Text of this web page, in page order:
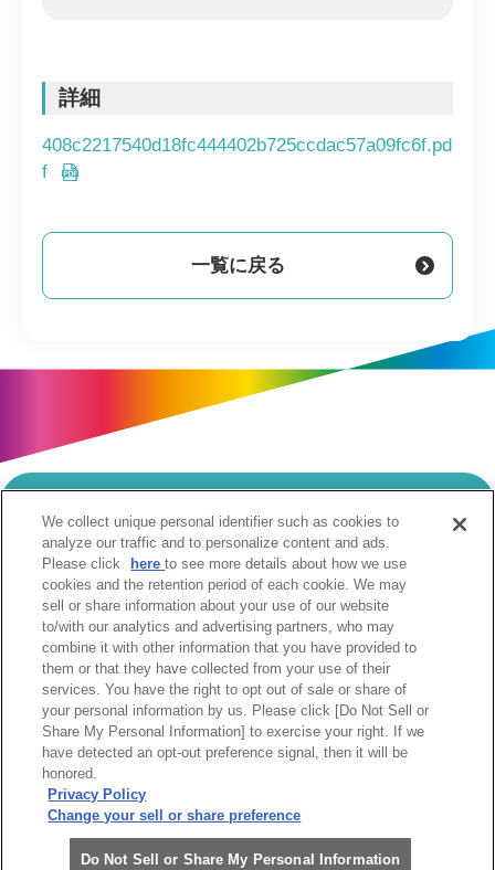
詳細
408c2217540d18fc444402b725ccdac57a09fc6f.pd
f
一覧に戻る
当サイトのご利用にあたって
個人情報の取扱いについて
Cookie設定について
ソーシャルメディア利用規約
ウェブアクセシビリティへの取組み
関係会社
サイトマップ
お問合せ
阪急阪神ホールディングス株式会社
We collect unique personal identifier such as cookies to
analyze our traffic and to personalize content and ads.
Please click
hereto see more details about how we use
cookies and the retention period of each cookie. We may
sell or share information about your use of our website
to/with our analytics and advertising partners, who may
combine it with other information that you have provided to
them or that they have collected from your use of their
services. You have the right to opt out of sale or share of
your personal information by us. Please click [Do Not Sell or
Share My Personal Information] to exercise your right. If we
have detected an opt-out preference signal, then it will be
honored.
Privacy Policy
Change your sell or share preference
Do Not Sell or Share My Personal Information